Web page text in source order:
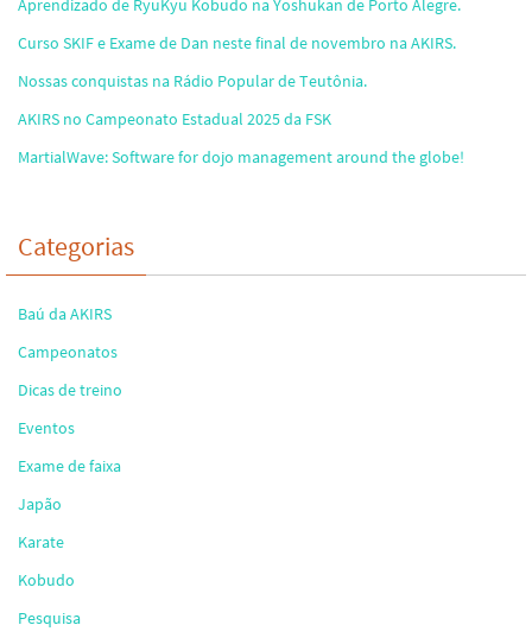
Aprendizado de RyuKyu Kobudo na Yoshukan de Porto Alegre.
Curso SKIF e Exame de Dan neste final de novembro na AKIRS.
Nossas conquistas na Rádio Popular de Teutônia.
AKIRS no Campeonato Estadual 2025 da FSK
MartialWave: Software for dojo management around the globe!
Categorias
Baú da AKIRS
Campeonatos
Dicas de treino
Eventos
Exame de faixa
Japão
Karate
Kobudo
Pesquisa